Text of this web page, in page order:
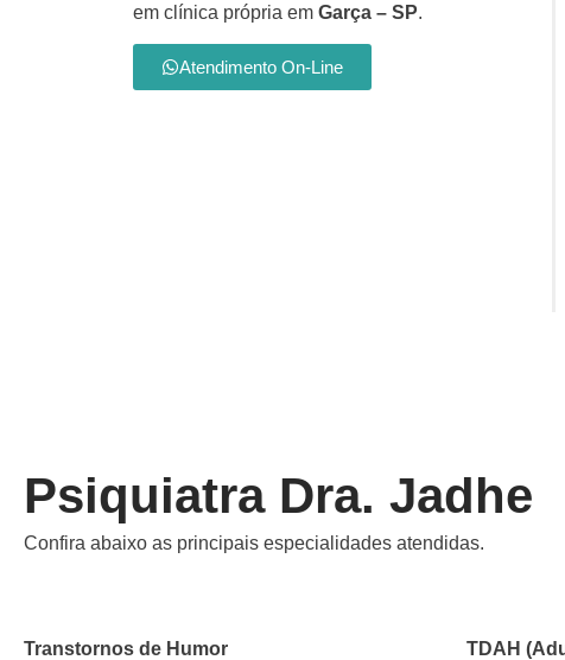
em clínica própria em Garça – SP.
Atendimento On-Line
Psiquiatra Dra. Jadhe
Confira abaixo as principais especialidades atendidas.
Transtornos de Humor TDAH